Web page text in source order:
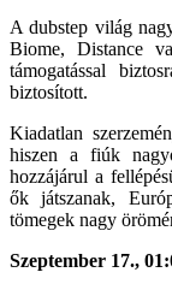
A dubstep világ
Biome, Distance
támogatással
biztosított.
Kiadatlan
hiszen a fiúk
hozzájárul a
ők játszanak,
tömegek nagy
Szeptember 17.,